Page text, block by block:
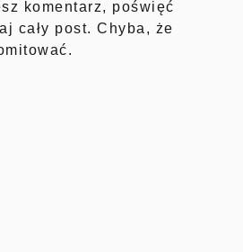
komentarz, poświęć
cały post. Chyba, że